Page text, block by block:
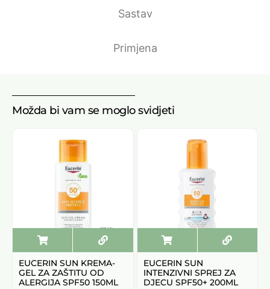
Sastav
Primjena
Možda bi vam se moglo svidjeti
EUCERIN SUN KREMA-
GEL ZA ZAŠTITU OD
ALERGIJA SPF50 150ML
EUCERIN SUN
INTENZIVNI SPREJ ZA
DJECU SPF50+ 200ML